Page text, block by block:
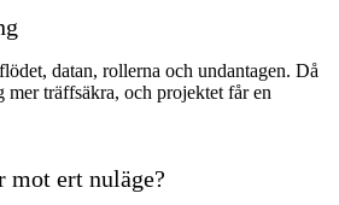
datan, rollerna och undantagen. Då
träffsäkra, och projektet får en
ert nuläge?